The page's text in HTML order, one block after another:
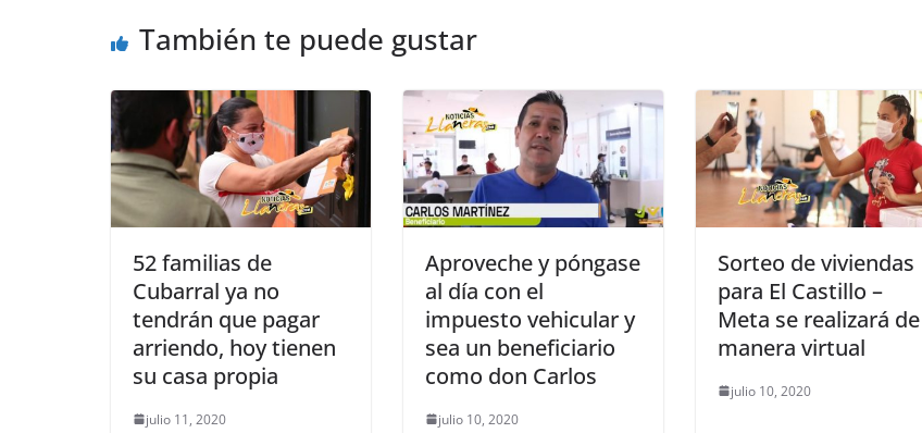
o
k
p er
También te puede gustar
52 familias de
Cubarral ya no
tendrán que pagar
arriendo, hoy tienen
su casa propia
julio 11, 2020
Aproveche y póngase
al día con el
impuesto vehicular y
sea un beneficiario
como don Carlos
julio 10, 2020
Sorteo de viviendas
para El Castillo –
Meta se realizará de
manera virtual
julio 10, 2020